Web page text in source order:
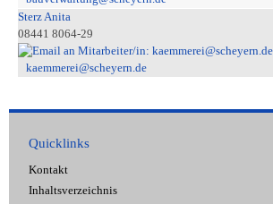
Sterz Anita
08441 8064-29
kaemmerei@scheyern.de
Quicklinks
Kontakt
Inhaltsverzeichnis